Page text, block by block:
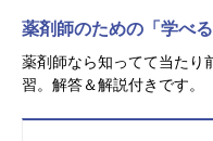
薬剤師のための「学べる
薬剤師なら知ってて当たり
習。解答＆解説付きです。